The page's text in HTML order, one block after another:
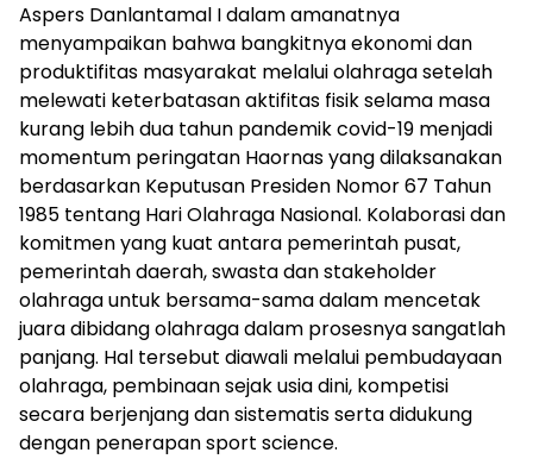
Aspers Danlantamal I dalam amanatnya
menyampaikan bahwa bangkitnya ekonomi dan
produktifitas masyarakat melalui olahraga setelah
melewati keterbatasan aktifitas fisik selama masa
kurang lebih dua tahun pandemik covid-19 menjadi
momentum peringatan Haornas yang dilaksanakan
berdasarkan Keputusan Presiden Nomor 67 Tahun
1985 tentang Hari Olahraga Nasional. Kolaborasi dan
komitmen yang kuat antara pemerintah pusat,
pemerintah daerah, swasta dan stakeholder
olahraga untuk bersama-sama dalam mencetak
juara dibidang olahraga dalam prosesnya sangatlah
panjang. Hal tersebut diawali melalui pembudayaan
olahraga, pembinaan sejak usia dini, kompetisi
secara berjenjang dan sistematis serta didukung
dengan penerapan sport science.